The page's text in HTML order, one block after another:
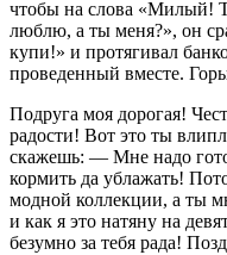
чтобы на слова «Милый!
люблю, а ты меня?», он
купи!» и протягивал
проведенный вместе.
Подруга моя дорогая!
радости! Вот это ты
скажешь: — Мне надо
кормить да ублажать!
модной коллекции, а ты
и как я это натяну на
безумно за тебя рада!